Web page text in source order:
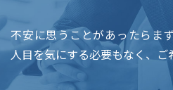
不安に思うことがあったらま
人目を気にする必要もなく、ご